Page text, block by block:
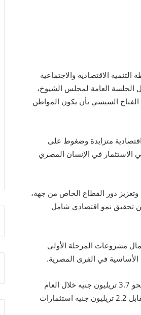
الاقتصادية والاجتماعية
2027، والإطار العام للخطة متوسطة المدى 2029/2030، خلال الجلسة العامة لمجلس الشيوخ،
الفتاح السيسي بأن يكون المواطن
متزايدة وضغوط على
الاستثمار في الإنسان المصري
دور القطاع الخاص من جهة،
تحقيق نمو اقتصادي شامل
مشروعات المرحلة الأولى
الأساسية في القرى المصرية.
وفيما يتعلق بالاستثمارات، أوضح الوزير أن الخطة تستهدف استثمارات كلية تقدر بنحو 3.7 تريليون جنيه خلال العام
المالي المقبل، منها 1.5 تريليون جنيه استثمارات عامة تمثل 41% من الإجمالي، مقابل 2.2 تريليون جنيه استثمارات